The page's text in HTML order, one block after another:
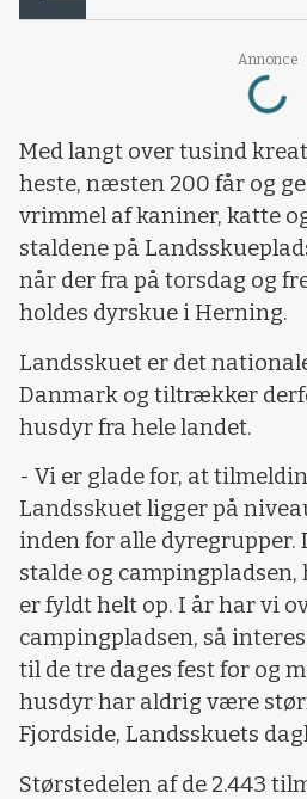
Annonce
Loading...
Med langt over tusind
heste, næsten 200 får og
vrimmel af kaniner, katte
staldene på
når der fra på torsdag og
holdes dyrskue i Herning.
Landsskuet er det
Danmark og tiltrækker
husdyr fra hele landet.
- Vi er glade for, at
Landsskuet ligger på
inden for alle dyregrupper.
stalde og
er fyldt helt op. I år har vi
campingpladsen, så
til de tre dages fest for og
husdyr har aldrig være
Fjordside, Landsskuets
Størstedelen af de 2.443